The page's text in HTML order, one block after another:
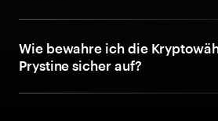
Wie bewahre ich die
Prystine sicher auf?